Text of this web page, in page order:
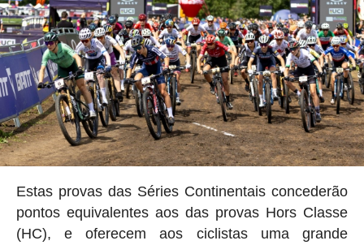
Estas provas das Séries Continentais concederão
pontos equivalentes aos das provas Hors Classe
(HC), e oferecem aos ciclistas uma grande